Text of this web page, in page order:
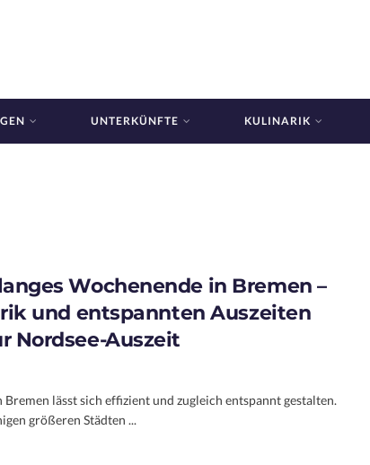
UNTERKÜNFTE KULINARIK
Wochenende in Bremen –
und entspannten Auszeiten
Nordsee-Auszeit
lässt sich effizient und zugleich entspannt gestalten.
größeren Städten ...